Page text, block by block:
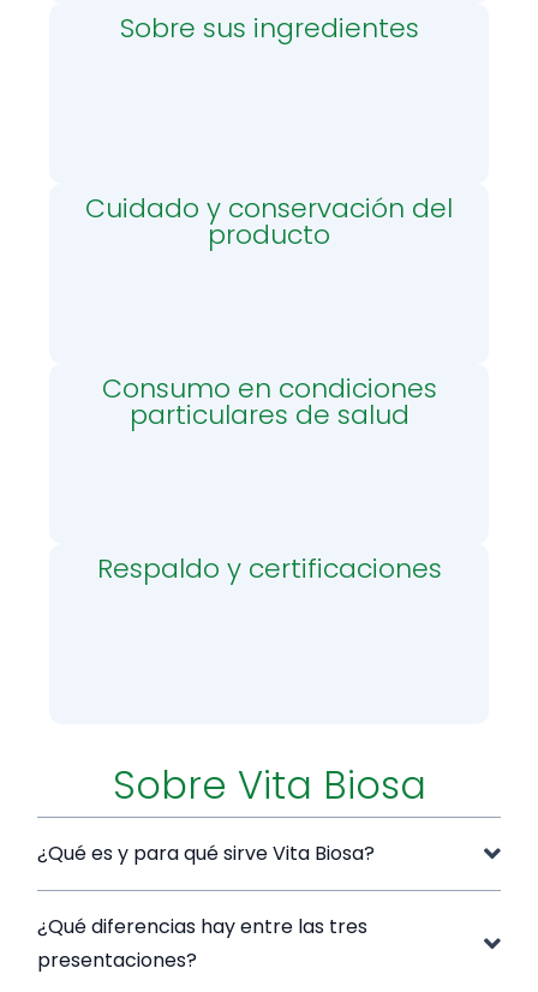
Sobre sus ingredientes
Cuidado y conservación del
producto
Consumo en condiciones
particulares de salud
Respaldo y certificaciones
Sobre Vita Biosa
¿Qué es y para qué sirve Vita Biosa?
¿Qué diferencias hay entre las tres
presentaciones?